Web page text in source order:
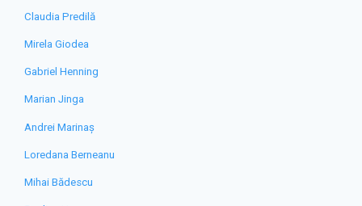
Claudia Predilă
Mirela Giodea
Gabriel Henning
Marian Jinga
Andrei Marinaș
Loredana Berneanu
Mihai Bădescu